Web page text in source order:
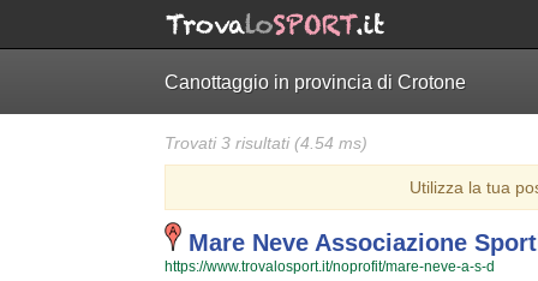
Canottaggio in provincia di Crotone
Trovati 3 risultati (4.54 ms)
Utilizza la tua
Mare Neve Associazione
https://www.trovalosport.it/noprofit/mare-neve-a-s-d